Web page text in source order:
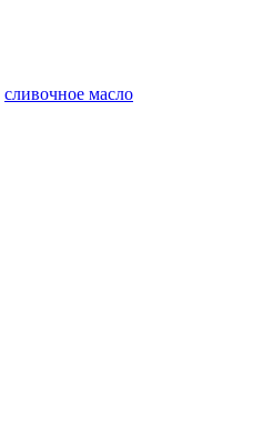
сливочное масло